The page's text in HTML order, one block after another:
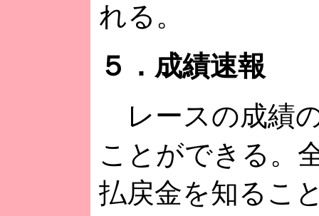
れる。
５．成績速報
レースの成績
ことができる。
払戻金を知るこ